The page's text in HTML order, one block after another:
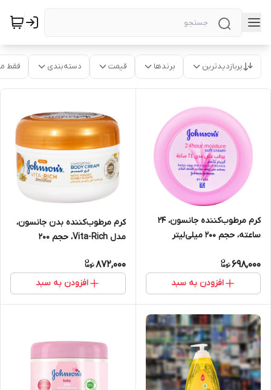
پربازدیدترین برندها قیمت دسته‌بندی فقط
کرم مرطوب‌کننده جانسون، 24
ساعته، حجم 200 میلی‌لیتر
698,000
افزودن به سبد
کرم مرطوب‌کننده بدن جانسون،
مدل Vita-Rich، حجم 200
872,000
افزودن به سبد